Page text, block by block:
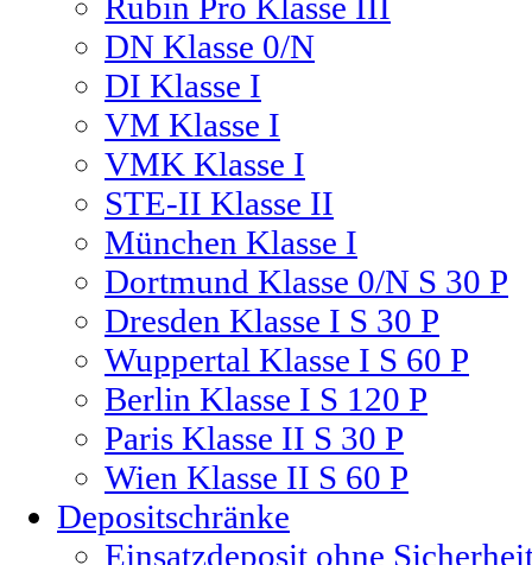
DN Klasse 0/N
DI Klasse I
VM Klasse I
VMK Klasse I
STE-II Klasse II
München Klasse I
Dortmund Klasse 0/N S 30 P
Dresden Klasse I S 30 P
Wuppertal Klasse I S 60 P
Berlin Klasse I S 120 P
Paris Klasse II S 30 P
Wien Klasse II S 60 P
Depositschränke
Einsatzdeposit ohne